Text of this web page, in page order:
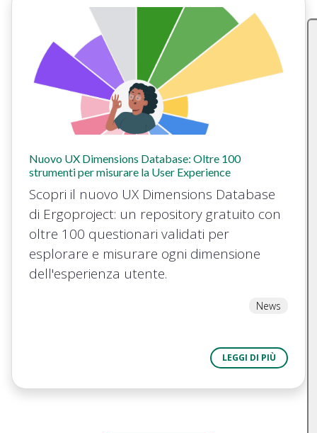
Nuovo UX Dimensions Database: Oltre 100
strumenti per misurare la User Experience
Scopri il nuovo UX Dimensions Database
di Ergoproject: un repository gratuito con
oltre 100 questionari validati per
esplorare e misurare ogni dimensione
dell'esperienza utente.
News
LEGGI DI PIÙ